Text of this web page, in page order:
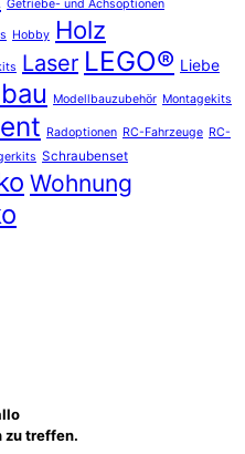
Getriebe- und Achsoptionen
Hobby Holz
Laser LEGO® Liebe
Modellbauzubehör Montagekits
Radoptionen RC-Fahrzeuge RC-
Schraubenset
Wohnung
zu treffen.